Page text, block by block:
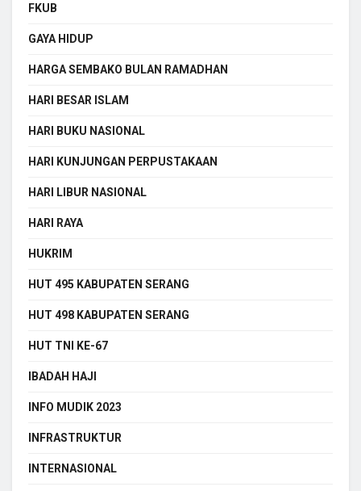
FKUB
GAYA HIDUP
HARGA SEMBAKO BULAN RAMADHAN
HARI BESAR ISLAM
HARI BUKU NASIONAL
HARI KUNJUNGAN PERPUSTAKAAN
HARI LIBUR NASIONAL
HARI RAYA
HUKRIM
HUT 495 KABUPATEN SERANG
HUT 498 KABUPATEN SERANG
HUT TNI KE-67
IBADAH HAJI
INFO MUDIK 2023
INFRASTRUKTUR
INTERNASIONAL